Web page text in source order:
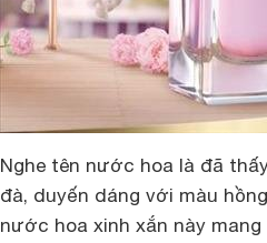
Nghe tên nước hoa là đã
đà, duyến dáng với màu
nước hoa xinh xắn này